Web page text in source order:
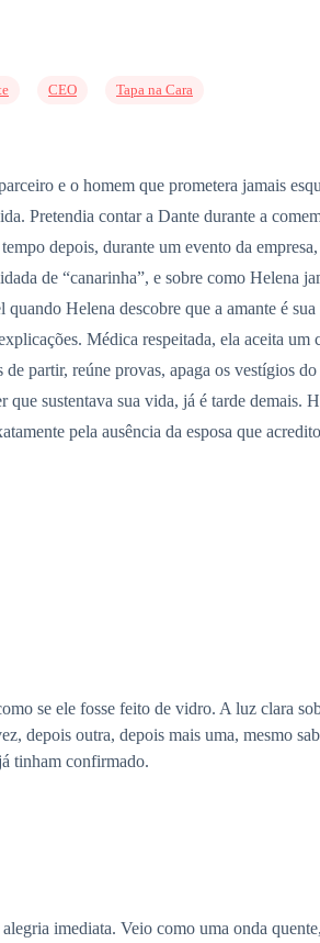
CEO Tapa na Cara
e o homem que prometera jamais
Pretendia contar a Dante durante a
depois, durante um evento da
de “canarinha”, e sobre como Helena
Helena descobre que a amante é sua
Médica respeitada, ela aceita um
partir, reúne provas, apaga os vestígios do
sustentava sua vida, já é tarde demais.
pela ausência da esposa que
se ele fosse feito de vidro. A luz clara
depois outra, depois mais uma, mesmo
tinham confirmado.
imediata. Veio como uma onda